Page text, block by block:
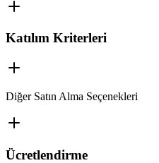
Katılım Kriterleri
Diğer Satın Alma Seçenekleri
Ücretlendirme